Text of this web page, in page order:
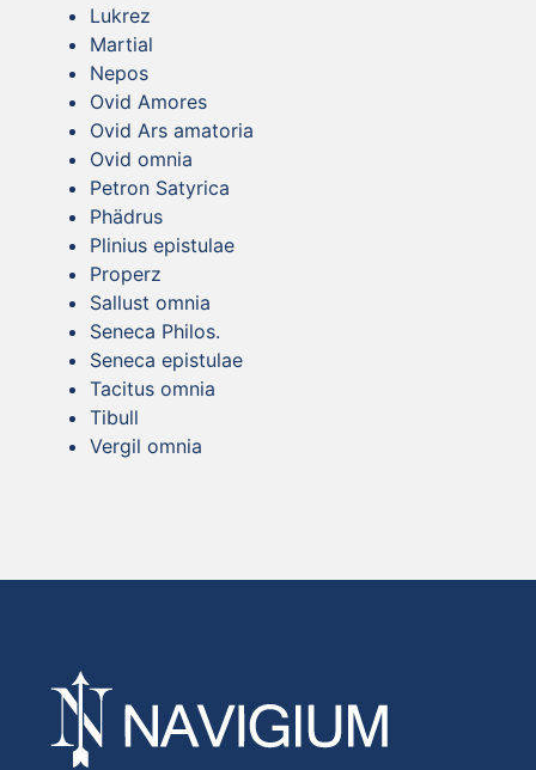
Lukrez
Martial
Nepos
Ovid Amores
Ovid Ars amatoria
Ovid omnia
Petron Satyrica
Phädrus
Plinius epistulae
Properz
Sallust omnia
Seneca Philos.
Seneca epistulae
Tacitus omnia
Tibull
Vergil omnia